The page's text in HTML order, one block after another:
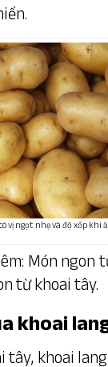
vị ngọt nhẹ và độ xốp khi
Món ngon
từ khoai tây.
khoai
tây, khoai